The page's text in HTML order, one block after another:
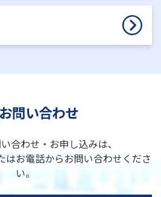
問い合わせ
合わせ・お申し込みは、
はお電話からお問い合わせくださ
い。